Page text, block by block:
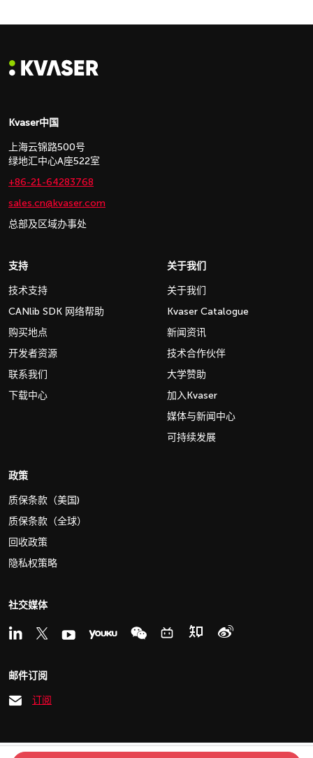
Kvaser中国
上海云锦路500号
绿地汇中心A座522室
+86-21-64283768
sales.cn@kvaser.com
总部及区域办事处
支持
技术支持
CANlib SDK 网络帮助
购买地点
开发者资源
联系我们
下载中心
关于我们
关于我们
Kvaser Catalogue
新闻资讯
技术合作伙伴
大学赞助
加入Kvaser
媒体与新闻中心
可持续发展
政策
质保条款（美国)
质保条款（全球）
回收政策
隐私权策略
社交媒体
邮件订阅
订阅